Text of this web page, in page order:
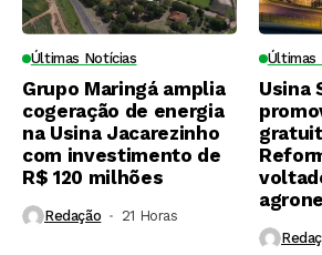
Últimas Notícias
Grupo Maringá amplia
cogeração de energia
na Usina Jacarezinho
com investimento de
R$ 120 milhões
Redação 21 Horas ⁮
Últimas
Usina